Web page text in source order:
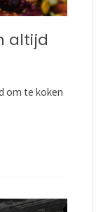
altijd
om te koken